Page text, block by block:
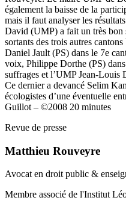
également la baisse de la
mais il faut analyser les
David (UMP) a fait un très bon
sortants des trois autres
Daniel Jault (PS) dans le 7e
voix, Philippe Dorthe (PS)
suffrages et l’UMP Jean-Louis
Ce dernier a devancé Selim
écologistes d’une éventuelle
Guillot – ©2008 20 minutes
Revue de presse
Matthieu Rouveyre
Avocat en droit public &
Membre associé de l'Institut